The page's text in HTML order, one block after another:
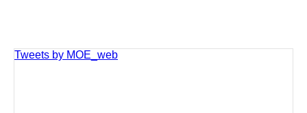
Tweets by MOE_web